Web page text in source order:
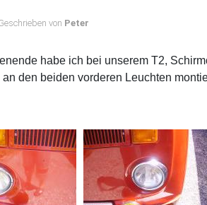
von Peter
habe ich bei unserem T2,
den beiden vorderen Leuchten